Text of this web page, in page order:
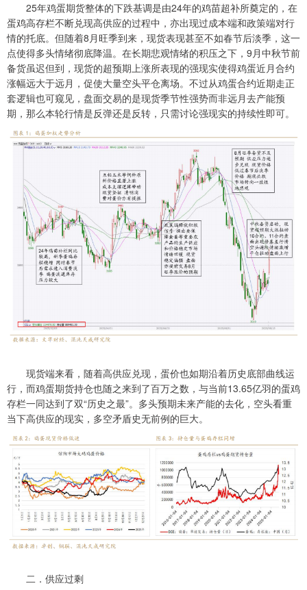
25年鸡蛋期货整体的下跌基调是由24年的鸡苗超补所奠定的，在
蛋鸡高存栏不断兑现高供应的过程中，亦出现过成本端和政策端对行
情的托底。但随着8月旺季到来，现货表现甚至不如春节后淡季，这一
点使得多头情绪彻底降温。在长期悲观情绪的积压之下，9月中秋节前
备货虽迟但到，现货的超预期上涨所表现的强现实使得鸡蛋近月合约
涨幅远大于远月，促使大量空头平仓离场。不过从鸡蛋合约近期走正
套逻辑也可窥见，盘面交易的是现货季节性强势而非远月去产能预
期，那么本轮行情是反弹还是反转，只需讨论强现实的持续性即可。
现货端来看，随着高供应兑现，蛋价也如期沿着历史底部曲线运
行，而鸡蛋期货持仓也随之来到了百万之数，与当前13.65亿羽的蛋鸡
存栏一同达到了双“历史之最”。多头预期未来产能的去化，空头看重
当下高供应的现实，多空矛盾史无前例的巨大。
二．供应过剩